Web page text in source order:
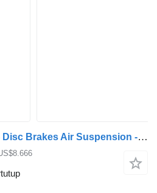
Krone SD - SAF Axles - Disc Brakes Air Suspension - Aluminium Side Pan